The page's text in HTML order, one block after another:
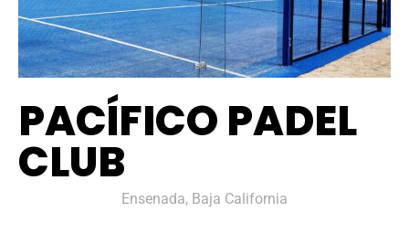
PACÍFICO PADEL
CLUB
Ensenada, Baja California